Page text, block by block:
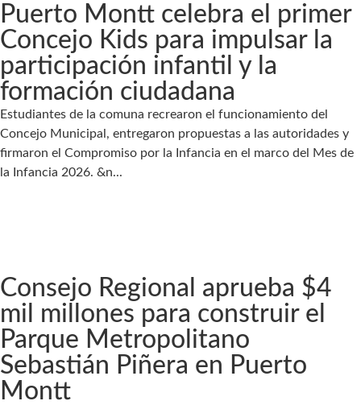
Puerto Montt celebra el primer
Concejo Kids para impulsar la
participación infantil y la
formación ciudadana
Estudiantes de la comuna recrearon el funcionamiento del
Concejo Municipal, entregaron propuestas a las autoridades y
firmaron el Compromiso por la Infancia en el marco del Mes de
la Infancia 2026. &n...
Consejo Regional aprueba $4
mil millones para construir el
Parque Metropolitano
Sebastián Piñera en Puerto
Montt